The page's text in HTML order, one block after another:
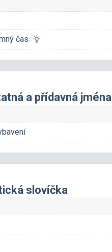
čas
a přídavná jména
slovíčka